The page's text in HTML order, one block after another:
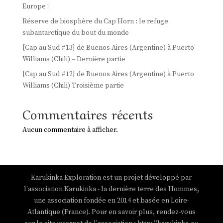
Europe !
Réserve de biosphère du Cap Horn : le refuge
subantarctique du bout du monde
[Cap au Sud #13] de Buenos Aires (Argentine) à Puerto
Williams (Chili) – Dernière partie
[Cap au Sud #12] de Buenos Aires (Argentine) à Puerto
Williams (Chili) Troisième partie
Commentaires récents
Aucun commentaire à afficher.
Karukinka Exploration est un projet développé par
l'association Karukinka - la dernière terre des Hommes,
une association fondée en 2014 et basée en Loire-
Atlantique (France). Pour en savoir plus, rendez-vous